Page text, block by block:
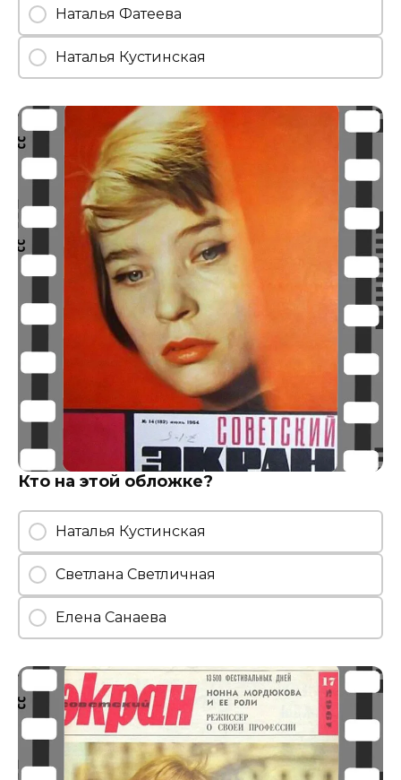
Наталья Фатеева
Наталья Кустинская
Кто на этой обложке?
Наталья Кустинская
Светлана Светличная
Елена Санаева